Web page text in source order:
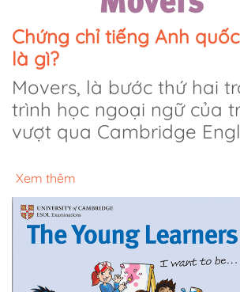
Chứng chỉ tiếng Anh
là gì?
Movers, là bước thứ hai
trình học ngoại ngữ của
vượt qua Cambridge
Xem thêm